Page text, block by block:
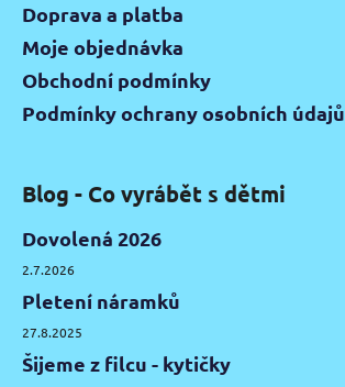
Doprava a platba
Moje objednávka
Obchodní podmínky
Podmínky ochrany osobních údajů
Blog - Co vyrábět s dětmi
Dovolená 2026
2.7.2026
Pletení náramků
27.8.2025
Šijeme z filcu - kytičky